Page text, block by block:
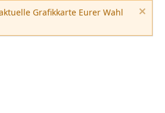
Grafikkarte Eurer Wahl